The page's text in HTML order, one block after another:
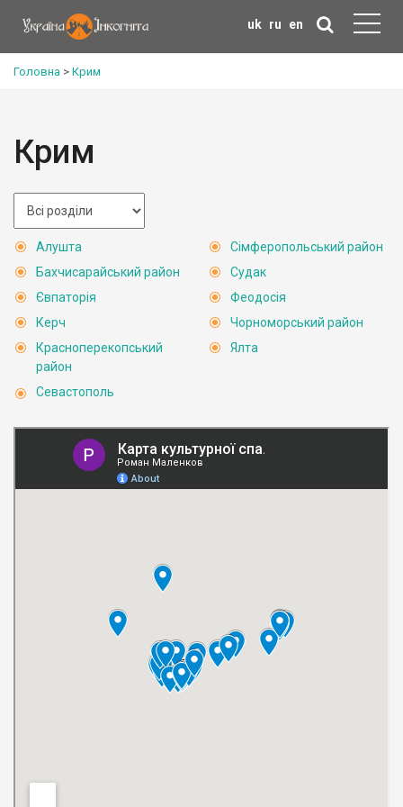
uk ru en
Головна > Крим
Крим
Алушта
Бахчисарайський район
Євпаторія
Керч
Красноперекопський
район
Севастополь
Сімферопольський район
Судак
Феодосія
Чорноморський район
Ялта